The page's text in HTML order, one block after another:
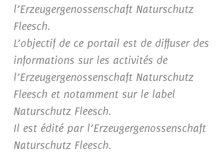
l’Erzeugergenossenschaft Naturschutz
Fleesch.
L’objectif de ce portail est de diffuser des
informations sur les activités de
l’Erzeugergenossenschaft Naturschutz
Fleesch et notamment sur le label
Naturschutz Fleesch.
Il est édité par l’Erzeugergenossenschaft
Naturschutz Fleesch.